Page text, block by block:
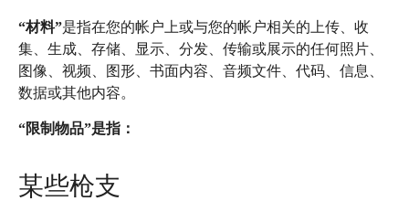
了解我们
简体中文
“材料”是指在您的帐户上或与您的帐户相关的上传、收
集、生成、存储、显示、分发、传输或展示的任何照片、
图像、视频、图形、书面内容、音频文件、代码、信息、
数据或其他内容。
“限制物品”是指：
某些枪支